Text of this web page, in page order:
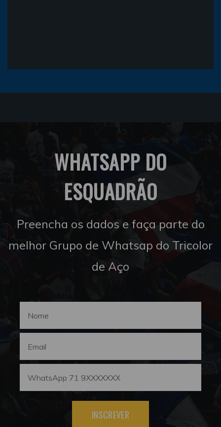
WHATSAPP DO
ESQUADRÃO
Preencha os dados e faça parte do
melhor Grupo de Whatsap do Tricolor
de Aço
INSCREVER